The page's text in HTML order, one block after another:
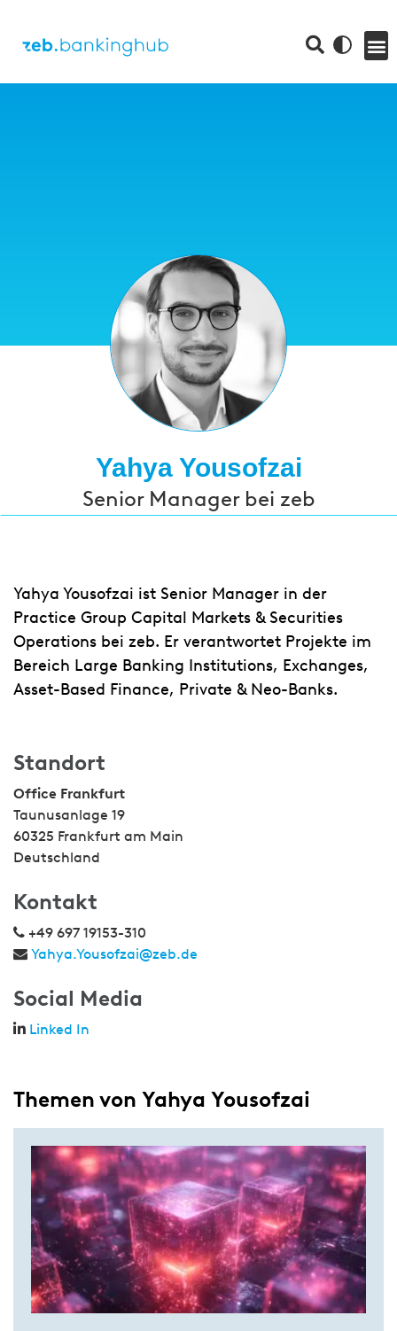
Yahya Yousofzai
Senior Manager bei zeb
Yahya Yousofzai ist Senior Manager in der
Practice Group Capital Markets & Securities
Operations bei zeb. Er verantwortet Projekte im
Bereich Large Banking Institutions, Exchanges,
Asset-Based Finance, Private & Neo-Banks.
Standort
Office Frankfurt
Taunusanlage 19
60325 Frankfurt am Main
Deutschland
Kontakt
+49 697 19153-310
Yahya.Yousofzai@zeb.de
Social Media
Linked In
Themen von Yahya Yousofzai